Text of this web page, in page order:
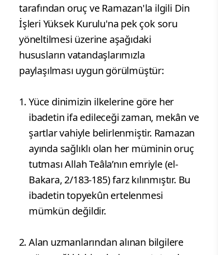
tarafından oruç ve Ramazan'la ilgili Din
İşleri Yüksek Kurulu'na pek çok soru
yöneltilmesi üzerine aşağıdaki
hususların vatandaşlarımızla
paylaşılması uygun görülmüştür:
Yüce dinimizin ilkelerine göre her
ibadetin ifa edileceği zaman, mekân ve
şartlar vahiyle belirlenmiştir. Ramazan
ayında sağlıklı olan her müminin oruç
tutması Allah Teâla’nın emriyle (el-
Bakara, 2/183-185) farz kılınmıştır. Bu
ibadetin topyekûn ertelenmesi
mümkün değildir.
​Alan uzmanlarından alınan bilgilere